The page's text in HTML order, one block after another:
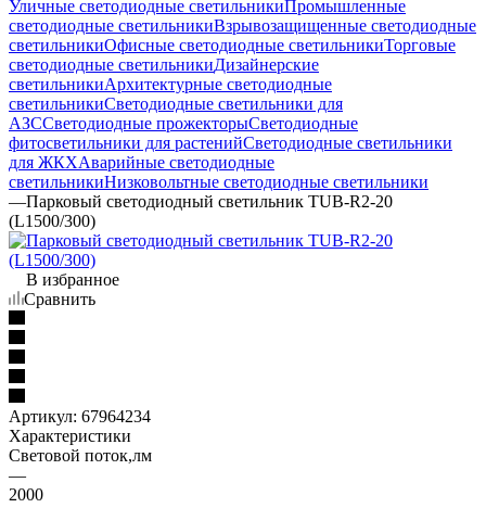
Уличные светодиодные светильникиПромышленные
светодиодные светильникиВзрывозащищенные светодиодные
светильникиОфисные светодиодные светильникиТорговые
светодиодные светильникиДизайнерские
светильникиАрхитектурные светодиодные
светильникиСветодиодные светильники для
АЗССветодиодные прожекторыСветодиодные
фитосветильники для растенийСветодиодные светильники
для ЖКХАварийные светодиодные
светильникиНизковольтные светодиодные светильники
—Парковый светодиодный светильник TUB-R2-20
(L1500/300)
В избранное
Сравнить
Артикул: 67964234
Характеристики
Световой поток,лм
—
2000